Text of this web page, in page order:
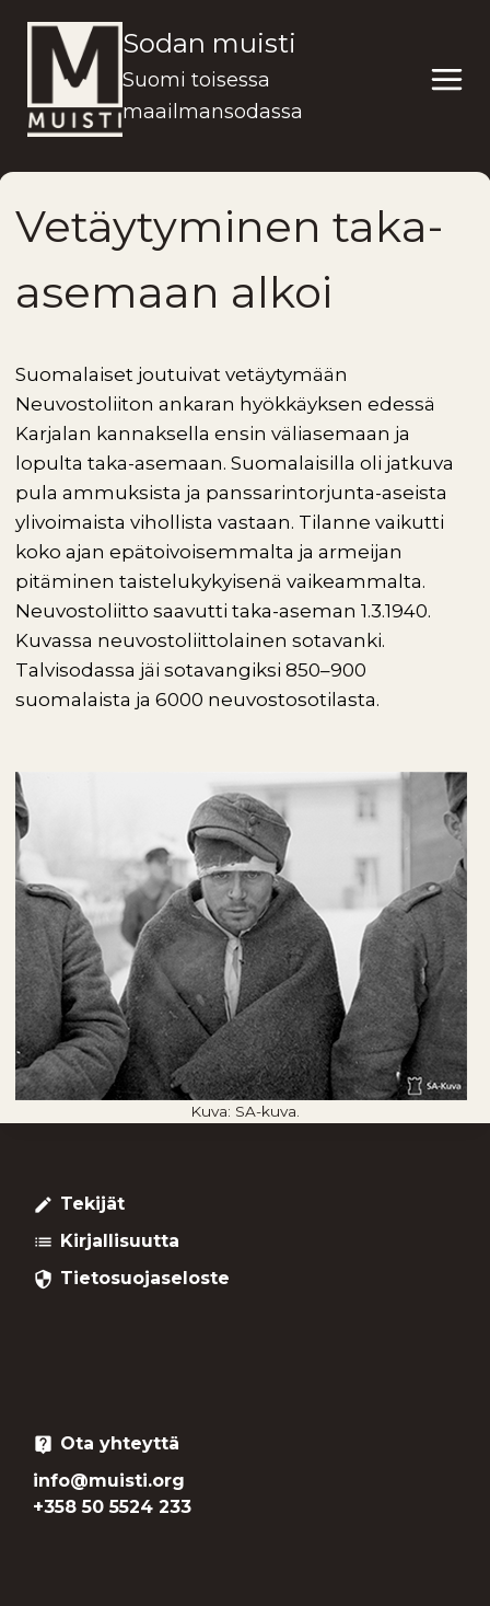
sisältöön
Sodan muisti
Suomi toisessa
maailmansodassa
Vetäytyminen taka-
asemaan alkoi
Suomalaiset joutuivat vetäytymään
Neuvostoliiton ankaran hyökkäyksen edessä
Karjalan kannaksella ensin väliasemaan ja
lopulta taka-asemaan. Suomalaisilla oli jatkuva
pula ammuksista ja panssarintorjunta-aseista
ylivoimaista vihollista vastaan. Tilanne vaikutti
koko ajan epätoivoisemmalta ja armeijan
pitäminen taistelukykyisenä vaikeammalta.
Neuvostoliitto saavutti taka-aseman 1.3.1940.
Kuvassa neuvostoliittolainen sotavanki.
Talvisodassa jäi sotavangiksi 850–900
suomalaista ja 6000 neuvostosotilasta.
Kuva: SA-kuva.
create Tekijät
list Kirjallisuutta
security Tietosuojaseloste
live_help Ota yhteyttä
info@muisti.org
+358 50 5524 233